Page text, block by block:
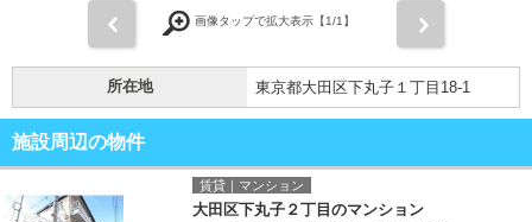
画像タップで拡大表示【1/1】
所在地 東京都大田区下丸子１丁目18-1
施設周辺の物件
賃貸｜マンション
大田区下丸子２丁目のマンション